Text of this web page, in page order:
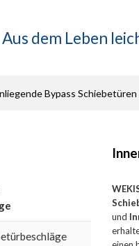
Aus dem Leben
Bypass Schiebetüren
und